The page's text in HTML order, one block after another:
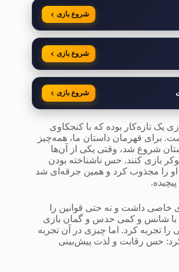
شروع بازی
شروع بازی
شروع بازی
یک تازه‌کار بوده که با کنجکاوی
برای قهرمان داستان ما، همه‌چیز
شروع شد، وقتی یکی از آن‌ها
بازی کنند. حس ناشناخته بودن
او را مجذوب کرد و همین جرقه‌ای شد
خاصی داشت و نه حتی قوانین را
شانس و کمی حدس و گمان بازی
تجربه کرد. اما چیزی در آن تجربه
حس رقابت و لذت پیش‌بینی